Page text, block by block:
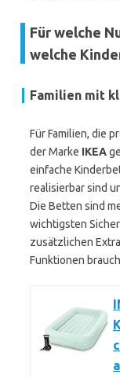
Für welche
welche
Familien mit
Für Familien, die
der Marke IKEA
einfache
realisierbar sind
Die Betten sind
wichtigsten
zusätzlichen
Funktionen